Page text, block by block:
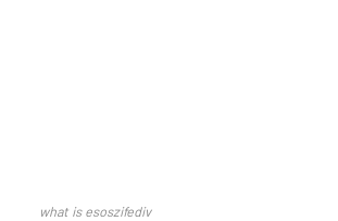
what is esoszifediv